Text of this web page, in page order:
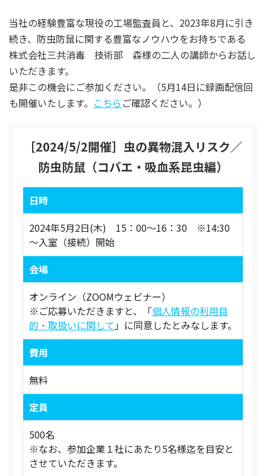
当社の経験豊富な現役の工場監査員と、2023年8月に引き
続き、防虫防鼠に関する豊富なノウハウをお持ちである
株式会社三共消毒 技術部 森様の二人の講師からお話し
いただきます。
是非この機会にご参加ください。（5月14日に録画配信回
も開催いたします。 こちら ご確認ください。）
［2024/5/2開催］虫の異物混入リスク／
防虫防鼠（コバエ・吸血系昆虫編）
日時
2024年5月2日(木) 15：00～16：30 ※14:30
～入室（接続）開始
会場
オンライン（ZOOMウェビナー）
※ご応募いただきますと、「個人情報の利用目
的・取扱いに関して」に同意したとみなします。
費用
無料
定員
500名
※なお、参加企業１社にあたり5名様迄を目安と
させていただきます。